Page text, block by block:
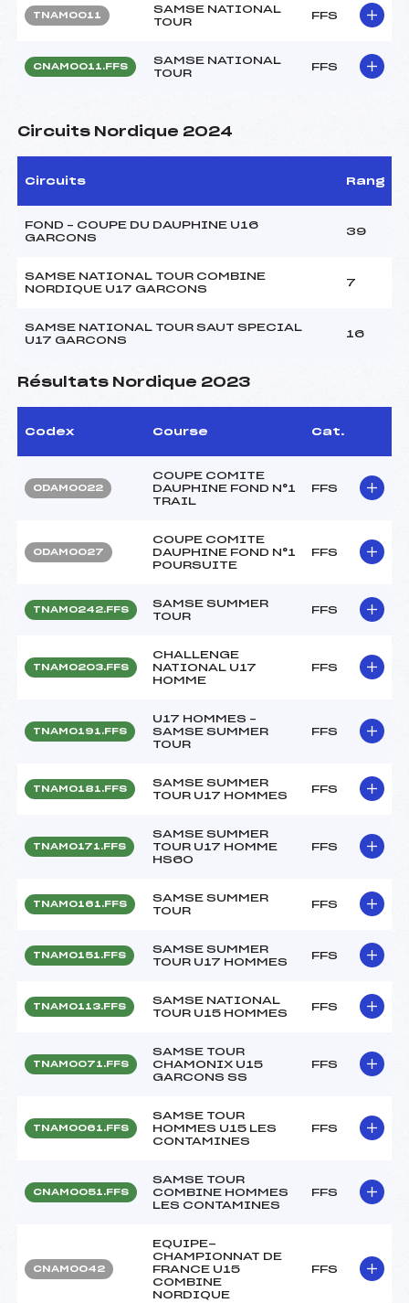
TNAM0011
SAMSE NATIONAL
TOUR
FFS
CNAM0011.FFS
SAMSE NATIONAL
TOUR
FFS
Circuits Nordique 2024
Circuits Rang
FOND – COUPE DU DAUPHINE U16
GARCONS
39
SAMSE NATIONAL TOUR COMBINE
NORDIQUE U17 GARCONS
7
SAMSE NATIONAL TOUR SAUT SPECIAL
U17 GARCONS
16
Résultats Nordique 2023
Codex Course Cat.
ODAM0022
COUPE COMITE
DAUPHINE FOND N°1
TRAIL
FFS
ODAM0027
COUPE COMITE
DAUPHINE FOND N°1
POURSUITE
FFS
TNAM0242.FFS
SAMSE SUMMER
TOUR
FFS
TNAM0203.FFS
CHALLENGE
NATIONAL U17
HOMME
FFS
TNAM0191.FFS
U17 HOMMES –
SAMSE SUMMER
TOUR
FFS
TNAM0181.FFS
SAMSE SUMMER
TOUR U17 HOMMES
FFS
TNAM0171.FFS
SAMSE SUMMER
TOUR U17 HOMME
HS60
FFS
TNAM0161.FFS
SAMSE SUMMER
TOUR
FFS
TNAM0151.FFS
SAMSE SUMMER
TOUR U17 HOMMES
FFS
TNAM0113.FFS
SAMSE NATIONAL
TOUR U15 HOMMES
FFS
TNAM0071.FFS
SAMSE TOUR
CHAMONIX U15
GARCONS SS
FFS
TNAM0061.FFS
SAMSE TOUR
HOMMES U15 LES
CONTAMINES
FFS
CNAM0051.FFS
SAMSE TOUR
COMBINE HOMMES
LES CONTAMINES
FFS
CNAM0042
EQUIPE-
CHAMPIONNAT DE
FRANCE U15
COMBINE
NORDIQUE
FFS